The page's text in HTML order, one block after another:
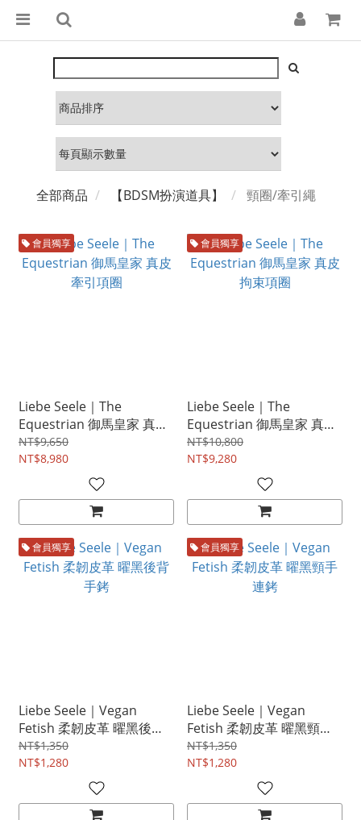
全部商品 【BDSM扮演道具】 頸圈/牽引繩
會員獨享
Liebe Seele｜The
Equestrian 御馬皇家 真皮
牽引項圈
NT$9,650
NT$8,980
會員獨享
Liebe Seele｜The
Equestrian 御馬皇家 真皮
拘束項圈
NT$10,800
NT$9,280
會員獨享
Liebe Seele｜Vegan
Fetish 柔韌皮革 曜黑後背
手銬
NT$1,350
NT$1,280
會員獨享
Liebe Seele｜Vegan
Fetish 柔韌皮革 曜黑頸手
連銬
NT$1,350
NT$1,280